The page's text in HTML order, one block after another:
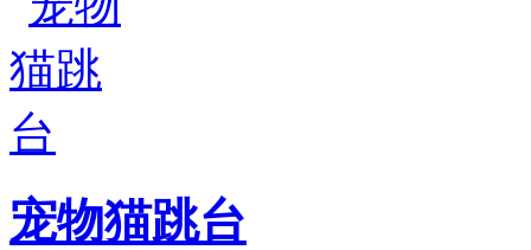
宠物猫跳台